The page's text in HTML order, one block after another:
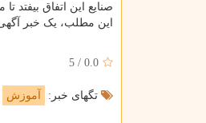
صنایع این اتفاق بیفتد
این مطلب، یک خبر
0.0
/
5
تگهای خبر: آموزش